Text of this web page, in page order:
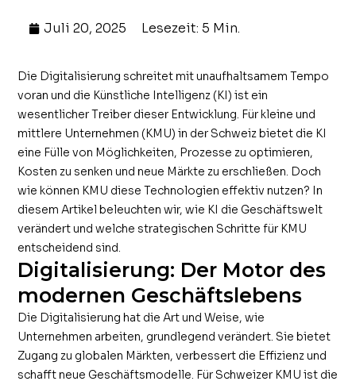
Juli 20, 2025 Lesezeit: 5 Min.
Die Digitalisierung schreitet mit unaufhaltsamem Tempo
voran und die Künstliche Intelligenz (KI) ist ein
wesentlicher Treiber dieser Entwicklung. Für kleine und
mittlere Unternehmen (KMU) in der Schweiz bietet die KI
eine Fülle von Möglichkeiten, Prozesse zu optimieren,
Kosten zu senken und neue Märkte zu erschließen. Doch
wie können KMU diese Technologien effektiv nutzen? In
diesem Artikel beleuchten wir, wie KI die Geschäftswelt
verändert und welche strategischen Schritte für KMU
entscheidend sind.
Digitalisierung: Der Motor des
modernen Geschäftslebens
Die Digitalisierung hat die Art und Weise, wie
Unternehmen arbeiten, grundlegend verändert. Sie bietet
Zugang zu globalen Märkten, verbessert die Effizienz und
schafft neue Geschäftsmodelle. Für Schweizer KMU ist die